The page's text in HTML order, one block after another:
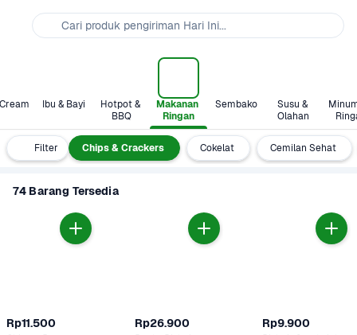
Ibu & Bayi
Hotpot &
BBQ
Makanan
Ringan
Sembako
Susu &
Olahan
Filter
Permen Chips & Crackers Cokelat Cemilan Sehat
74 Barang Tersedia
Rp11.500 Rp26.900 Rp9.900
Cari produk pengiriman Hari Ini...